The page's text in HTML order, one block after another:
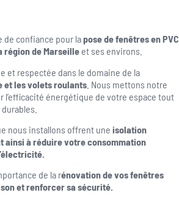
de confiance pour lapose de fenêtres en PVC
région de Marseille et ses environs.
et respectée dans le domaine de la
et les volets roulants . Nous mettons notre
énergétique de votre espace tout
nous installons offrent une isolation
à réduire votre consommation
de la rénovation de vos fenêtres
et renforcer sa sécurité.